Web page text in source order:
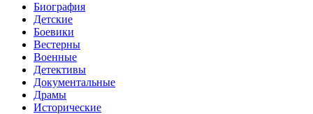
Биография
Детские
Боевики
Вестерны
Военные
Детективы
Документальные
Драмы
Исторические